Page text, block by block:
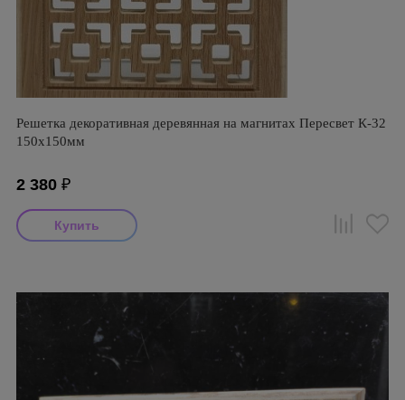
Решетка декоративная деревянная на магнитах Пересвет К-32
150х150мм
2 380 ₽